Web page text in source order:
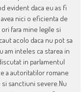
evident daca eu as fi
nici o eficienta de
fara mine legile si
acolo daca nu pot sa
am inteles ca starea in
in parlamentul
a autoritatilor romane
sanctiuni severe.Nu